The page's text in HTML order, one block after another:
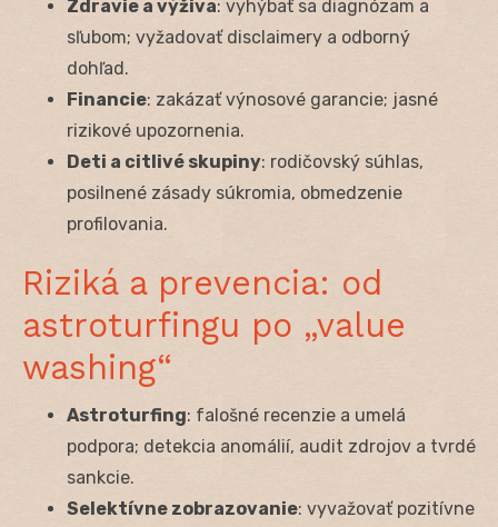
Zdravie a výživa: vyhýbať sa diagnózam a
sľubom; vyžadovať disclaimery a odborný
dohľad.
Financie: zakázať výnosové garancie; jasné
rizikové upozornenia.
Deti a citlivé skupiny: rodičovský súhlas,
posilnené zásady súkromia, obmedzenie
profilovania.
Riziká a prevencia: od
astroturfingu po „value
washing“
Astroturfing: falošné recenzie a umelá
podpora; detekcia anomálií, audit zdrojov a tvrdé
sankcie.
Selektívne zobrazovanie: vyvažovať pozitívne